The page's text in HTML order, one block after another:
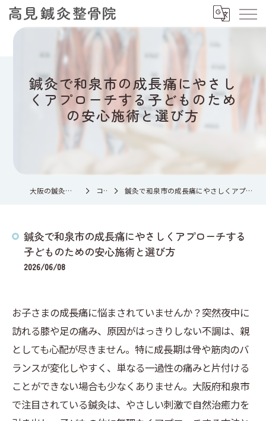
鍼灸で和泉市の成長痛にやさし
くアプローチする子どものため
の安心施術と選び方
大阪の鍼灸なら高見鍼灸整骨院 コラム 鍼灸で和泉市の成長痛にやさしくアプローチする子どものための安心施術と選び方
鍼灸で和泉市の成長痛にやさしくアプローチする
子どものための安心施術と選び方
2026/06/08
お子さまの成長痛に悩まされていませんか？突然夜中に
訪れる膝や足の痛み、原因がはっきりしない不調は、親
としても心配が尽きません。特に成長期は骨や筋肉のバ
ランスが変化しやすく、単なる一過性の痛みと片付ける
ことができない場合も少なくありません。大阪府和泉市
で注目されている鍼灸は、やさしい刺激で自然治癒力を